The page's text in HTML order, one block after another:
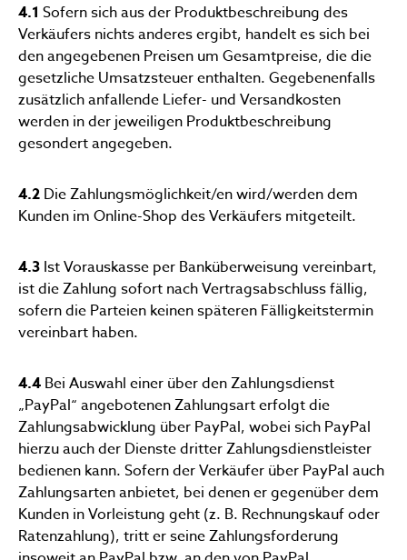
4.1 Sofern sich aus der Produktbeschreibung des
Verkäufers nichts anderes ergibt, handelt es sich bei
den angegebenen Preisen um Gesamtpreise, die die
gesetzliche Umsatzsteuer enthalten. Gegebenenfalls
zusätzlich anfallende Liefer- und Versandkosten
werden in der jeweiligen Produktbeschreibung
gesondert angegeben.
4.2 Die Zahlungsmöglichkeit/en wird/werden dem
Kunden im Online-Shop des Verkäufers mitgeteilt.
4.3 Ist Vorauskasse per Banküberweisung vereinbart,
ist die Zahlung sofort nach Vertragsabschluss fällig,
sofern die Parteien keinen späteren Fälligkeitstermin
vereinbart haben.
4.4 Bei Auswahl einer über den Zahlungsdienst
„PayPal“ angebotenen Zahlungsart erfolgt die
Zahlungsabwicklung über PayPal, wobei sich PayPal
hierzu auch der Dienste dritter Zahlungsdienstleister
bedienen kann. Sofern der Verkäufer über PayPal auch
Zahlungsarten anbietet, bei denen er gegenüber dem
Kunden in Vorleistung geht (z. B. Rechnungskauf oder
Ratenzahlung), tritt er seine Zahlungsforderung